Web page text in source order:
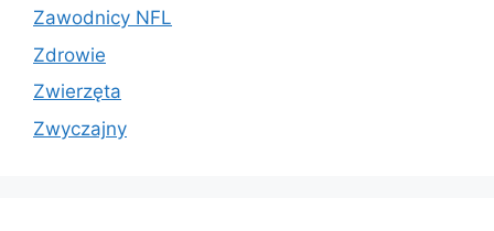
Zawodnicy NFL
Zdrowie
Zwierzęta
Zwyczajny